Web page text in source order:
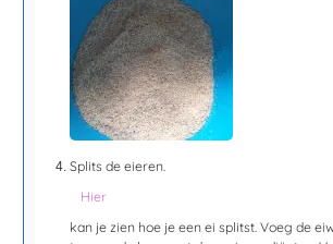
Splits de eieren.
Hier
kan je zien hoe je een ei splitst. Voeg de